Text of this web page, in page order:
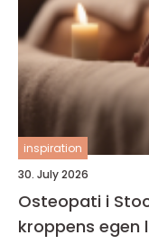
inspiration
30. July 2026
Osteopati i
kroppens egen